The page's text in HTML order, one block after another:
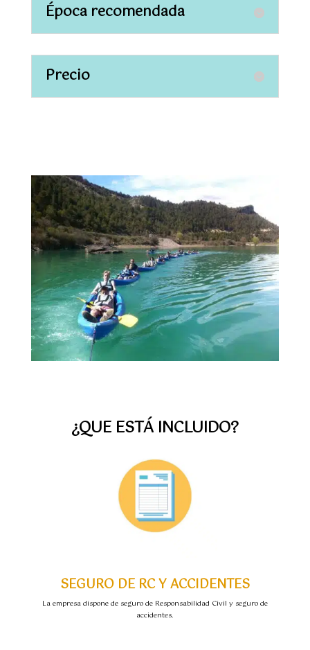
Época recomendada
Precio
¿QUE ESTÁ INCLUIDO?
SEGURO DE RC Y ACCIDENTES
La empresa dispone de seguro de Responsabilidad Civil y seguro de
accidentes.